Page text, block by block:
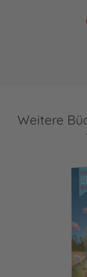
Weitere
Kleine Lesehelden: